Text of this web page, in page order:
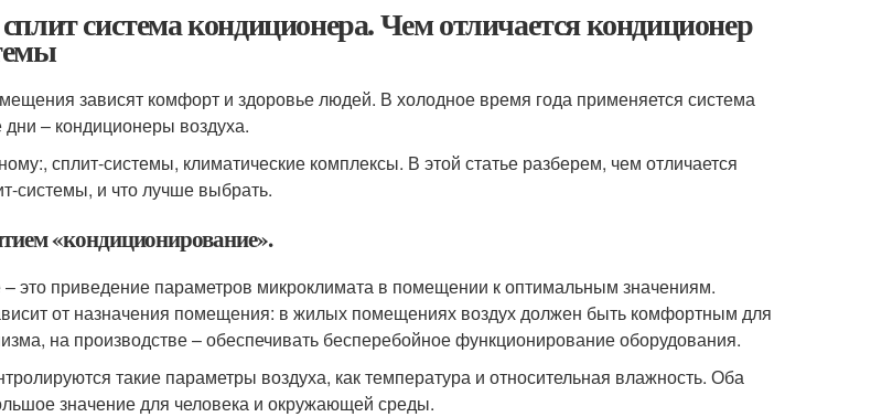
система кондиционера. Чем отличается кондиционер
зависят комфорт и здоровье людей. В холодное время года применяется система
– кондиционеры воздуха.
сплит-системы, климатические комплексы. В этой статье разберем, чем отличается
системы, и что лучше выбрать.
«кондиционирование».
это приведение параметров микроклимата в помещении к оптимальным значениям.
от назначения помещения: в жилых помещениях воздух должен быть комфортным для
на производстве – обеспечивать бесперебойное функционирование оборудования.
такие параметры воздуха, как температура и относительная влажность. Оба
значение для человека и окружающей среды.